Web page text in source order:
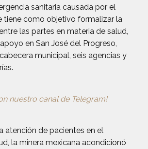
sanitaria causada por el
tiene como objetivo formalizar la
las partes en materia de salud,
en San José del Progreso,
municipal, seis agencias y
nuestro canal de Telegram!
atención de pacientes en el
la minera mexicana acondicionó